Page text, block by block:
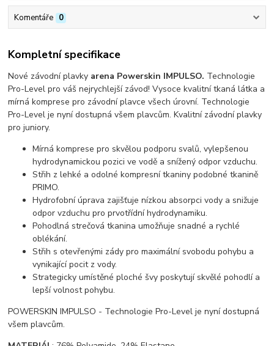
Komentáře 0
Kompletní specifikace
Nové závodní plavky arena Powerskin IMPULSO. Technologie
Pro-Level pro váš nejrychlejší závod! Vysoce kvalitní tkaná látka a
mírná komprese pro závodní plavce všech úrovní. Technologie
Pro-Level je nyní dostupná všem plavcům. Kvalitní závodní plavky
pro juniory.
Mírná komprese pro skvělou podporu svalů, vylepšenou
hydrodynamickou pozici ve vodě a snížený odpor vzduchu.
Střih z lehké a odolné kompresní tkaniny podobné tkanině
PRIMO.
Hydrofobní úprava zajišťuje nízkou absorpci vody a snižuje
odpor vzduchu pro prvotřídní hydrodynamiku.
Pohodlná strečová tkanina umožňuje snadné a rychlé
oblékání.
Střih s otevřenými zády pro maximální svobodu pohybu a
vynikající pocit z vody.
Strategicky umístěné ploché švy poskytují skvělé pohodlí a
lepší volnost pohybu.
POWERSKIN IMPULSO - Technologie Pro-Level je nyní dostupná
všem plavcům.